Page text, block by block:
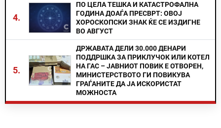
4.
ПО ЦЕЛА ТЕШКА И КАТАСТРОФАЛНА
ГОДИНА ДОАЃА ПРЕСВРТ: ОВОЈ
ХОРОСКОПСКИ ЗНАК ЌЕ СЕ ИЗДИГНЕ
ВО АВГУСТ
5.
ДРЖАВАТА ДЕЛИ 30.000 ДЕНАРИ
ПОДДРШКА ЗА ПРИКЛУЧОК ИЛИ КОТЕЛ
НА ГАС – ЈАВНИОТ ПОВИК Е ОТВОРЕН,
МИНИСТЕРСТВОТО ГИ ПОВИКУВА
ГРАЃАНИТЕ ДА ЈА ИСКОРИСТАТ
МОЖНОСТА